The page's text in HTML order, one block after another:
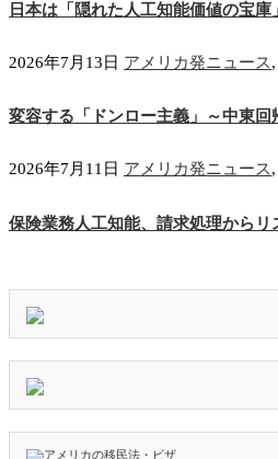
日本は「隠れた人工知能価値の宝
2026年7月13日 アメリカ発ニュース,
変容する「ドンロー主義」～中東回
2026年7月11日 アメリカ発ニュース,
保険業務人工知能、請求処理から